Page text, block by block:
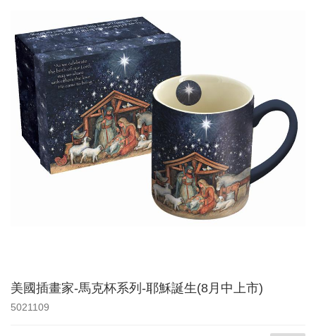
美國插畫家-馬克杯系列-耶穌誕生(8月中上市)
5021109